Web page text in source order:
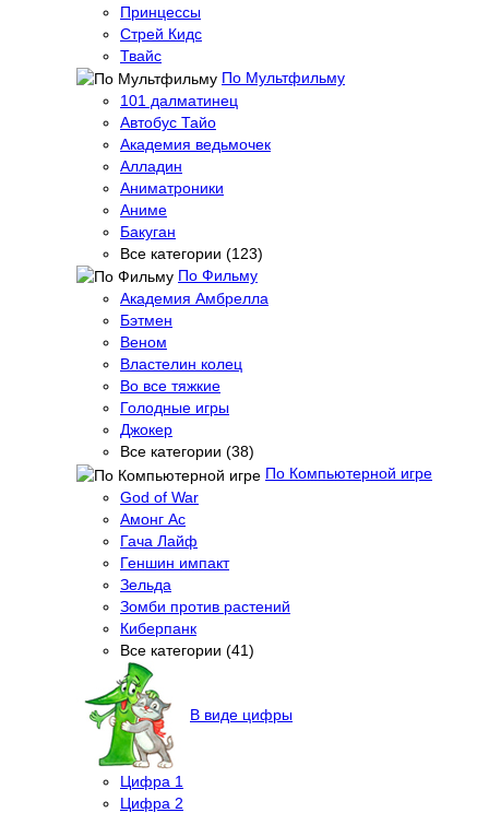
Принцессы
Стрей Кидс
Твайс
По Мультфильму
101 далматинец
Автобус Тайо
Академия ведьмочек
Алладин
Аниматроники
Аниме
Бакуган
Все категории (123)
По Фильму
Академия Амбрелла
Бэтмен
Веном
Властелин колец
Во все тяжкие
Голодные игры
Джокер
Все категории (38)
По Компьютерной игре
God of War
Амонг Ас
Гача Лайф
Геншин импакт
Зельда
Зомби против растений
Киберпанк
Все категории (41)
В виде цифры
Цифра 1
Цифра 2